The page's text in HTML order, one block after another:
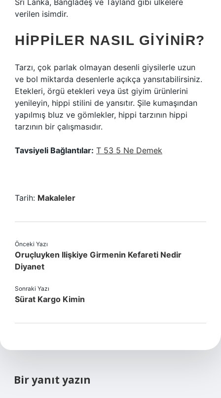
Sri Lanka, Bangladeş ve Tayland gibi ülkelere
verilen isimdir.
HIPPILER NASIL GIYINIR?
Tarzı, çok parlak olmayan desenli giysilerle uzun
ve bol miktarda desenlerle açıkça yansıtabilirsiniz.
Etekleri, örgü etekleri veya üst giyim ürünlerini
yenileyin, hippi stilini de yansıtır. Şile kumaşından
yapılmış bluz ve gömlekler, hippi tarzının hippi
tarzının bir çalışmasıdır.
Tavsiyeli Bağlantılar: T 53 5 Ne Demek
Tarih: Makaleler
Önceki Yazı
Oruçluyken Ilişkiye Girmenin Kefareti Nedir
Diyanet
Sonraki Yazı
Sürat Kargo Kimin
Bir yanıt yazın